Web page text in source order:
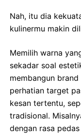
Nah, itu dia
kulinermu makin
Memilih warna
sekadar soal
membangun
perhatian target
kesan tertentu,
tradisional.
dengan rasa